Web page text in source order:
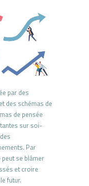
par des
des schémas de
de pensée
sur soi-
Par
se blâmer
et croire
futur.